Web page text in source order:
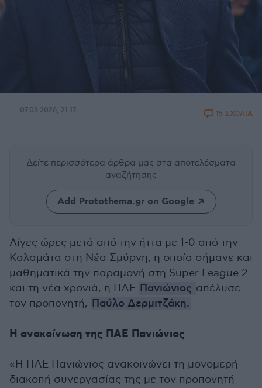
07.03.2026, 21:17 15 ΣΧΟΛΙΑ
Δείτε περισσότερα άρθρα μας στα αποτελέσματα
αναζήτησης
Add Protothema.gr on Google
Λίγες ώρες μετά από την ήττα με 1-0 από την
Καλαμάτα στη Νέα Σμύρνη, η οποία σήμανε και
μαθηματικά την παραμονή στη Super League 2
και τη νέα χρονιά, η ΠΑΕ Πανιώνιος απέλυσε
τον προπονητή, Παύλο Δερμιτζάκη.
Η ανακοίνωση της ΠΑΕ Πανιώνιος
«Η ΠΑΕ Πανιώνιος ανακοινώνει τη μονομερή
διακοπή συνεργασίας της με τον προπονητή